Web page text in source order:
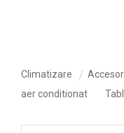
Climatizare
aer conditionat